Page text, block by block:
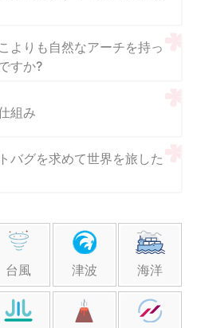
よりも自然なアーチを持っ
すか?
組み
バグを求めて世界を旅した
台風 津波 海洋